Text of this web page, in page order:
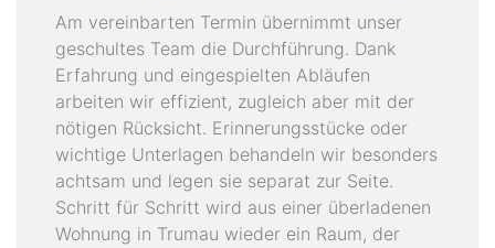
Am vereinbarten Termin übernimmt unser
geschultes Team die Durchführung. Dank
Erfahrung und eingespielten Abläufen
arbeiten wir effizient, zugleich aber mit der
nötigen Rücksicht. Erinnerungsstücke oder
wichtige Unterlagen behandeln wir besonders
achtsam und legen sie separat zur Seite.
Schritt für Schritt wird aus einer überladenen
Wohnung in Trumau wieder ein Raum, der